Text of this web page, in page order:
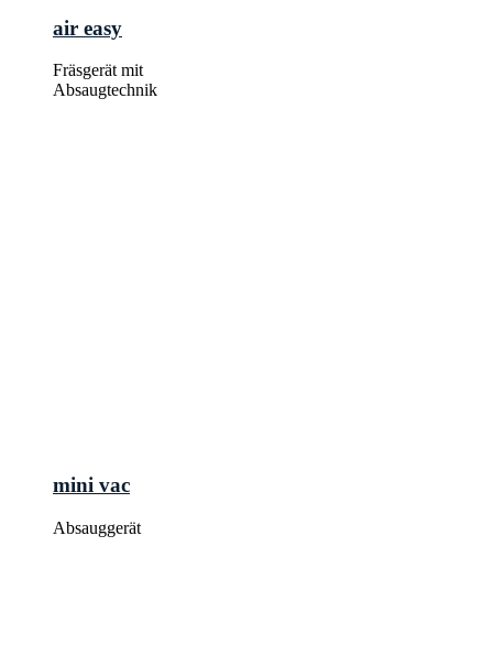
air easy
Fräsgerät mit
Absaugtechnik
mini vac
Absauggerät